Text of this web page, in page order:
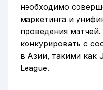
необходимо
маркетинга и
проведения
конкурировать с
в Азии, такими как
League.